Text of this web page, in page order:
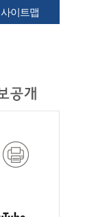
사이트맵